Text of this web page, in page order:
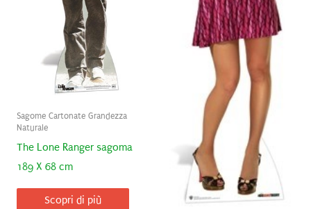
Sagome Cartonate Grandezza
Naturale
The Lone Ranger sagoma
189 X 68 cm
Scopri di più